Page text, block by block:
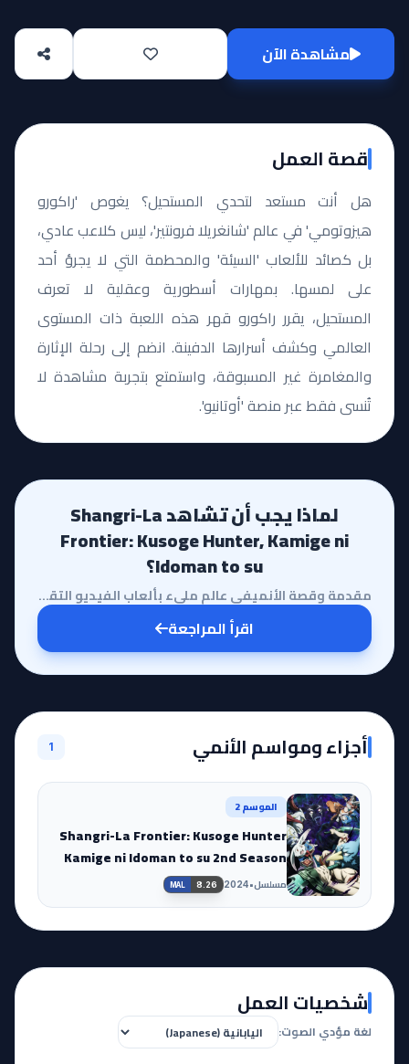
مشاهدة الآن
قصة العمل
هل أنت مستعد لتحدي المستحيل؟ يغوص 'راكورو
هيزوتومي' في عالم 'شانغريلا فرونتير'، ليس كلاعب عادي،
بل كصائد للألعاب 'السيئة' والمحطمة التي لا يجرؤ أحد
على لمسها. بمهارات أسطورية وعقلية لا تعرف
المستحيل، يقرر راكورو قهر هذه اللعبة ذات المستوى
العالمي وكشف أسرارها الدفينة. انضم إلى رحلة الإثارة
والمغامرة غير المسبوقة، واستمتع بتجربة مشاهدة لا
تُنسى فقط عبر منصة 'أوتانيو'.
لماذا يجب أن تشاهد Shangri-La
Frontier: Kusoge Hunter, Kamige ni
Idoman to su؟
مقدمة وقصة الأنميفي عالم مليء بألعاب الفيديو التقليدية، يبرز أنمي Shangri-La Frontier كظاهرة فريدة ت...
اقرأ المراجعة
أجزاء ومواسم الأنمي 1
الموسم 2
Shangri-La Frontier: Kusoge Hunter
Kamige ni Idoman to su 2nd Season
مسلسل•
2024
MAL 8.26
شخصيات العمل
لغة مؤدي الصوت: